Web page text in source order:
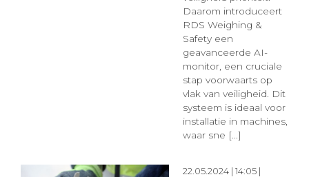
Daarom introduceert
RDS Weighing &
Safety een
geavanceerde AI-
monitor, een cruciale
stap voorwaarts op
vlak van veiligheid. Dit
systeem is ideaal voor
installatie in machines,
waar sne [...]
22.05.2024 | 14:05 |